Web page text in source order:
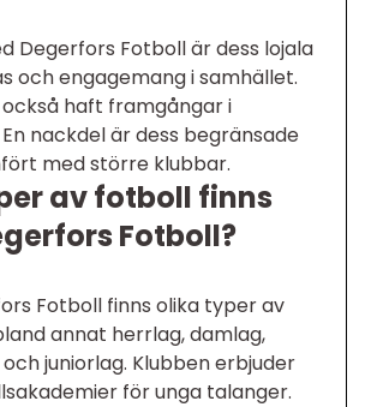
Degerfors Fotboll är dess lojala
och engagemang i samhället.
haft framgångar i
nackdel är dess begränsade
med större klubbar.
av fotboll finns
Fotboll?
Fotboll finns olika typer av
annat herrlag, damlag,
juniorlag. Klubben erbjuder
för unga talanger.